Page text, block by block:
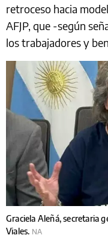
retroceso hacia
AFJP, que -según
los trabajadores y
Graciela Aleñá, secretaria
Viales. NA